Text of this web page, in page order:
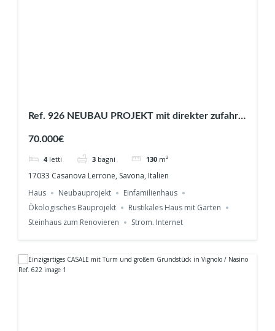
Ref. 926 NEUBAU PROJEKT mit direkter zufahrt
70.000€
4 letti 3 bagni 130 m²
17033 Casanova Lerrone, Savona, Italien
Haus
Neubauprojekt
Einfamilienhaus
Ökologisches Bauprojekt
Rustikales Haus mit Garten
Steinhaus zum Renovieren
Strom. Internet